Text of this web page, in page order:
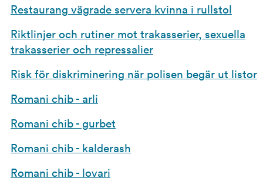
Restaurang vägrade servera kvinna i rullstol
Riktlinjer och rutiner mot trakasserier, sexuella
trakasserier och repressalier
Risk för diskriminering när polisen begär ut listor
Romani chib - arli
Romani chib - gurbet
Romani chib - kalderash
Romani chib - lovari